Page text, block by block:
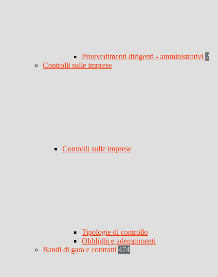
Provvedimenti dirigenti - amministrativi 2
Controlli sulle imprese
Controlli sulle imprese
Tipologie di controllo
Obblighi e adempimenti
Bandi di gara e contratti 474